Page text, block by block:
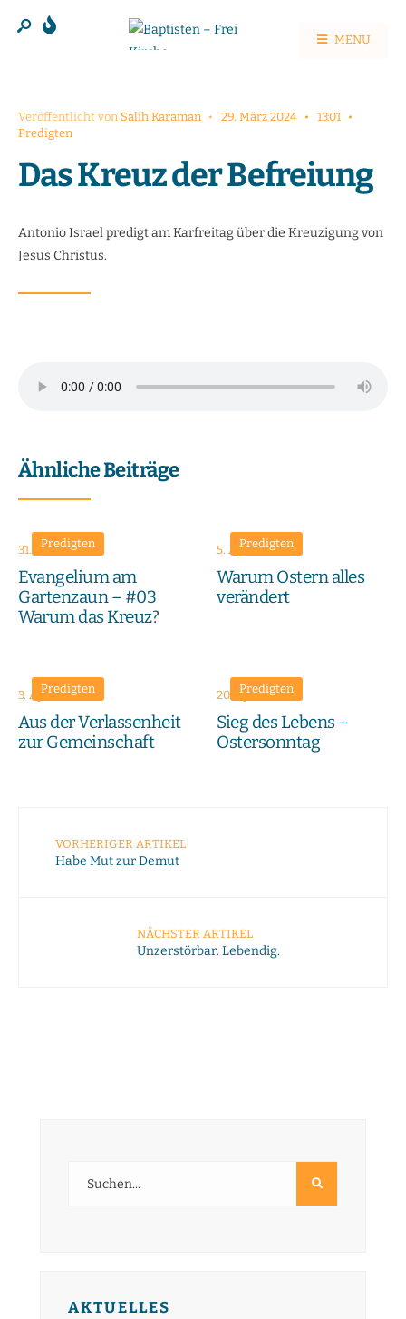
MENU
Veröffentlicht von Salih Karaman • 29. März 2024 • 13:01 •
Predigten
Das Kreuz der Befreiung
Antonio Israel predigt am Karfreitag über die Kreuzigung von
Jesus Christus.
Ähnliche Beiträge
Predigten
31. Mai 2026
Evangelium am
Gartenzaun – #03
Warum das Kreuz?
Predigten
5. April 2026
Warum Ostern alles
verändert
Predigten
3. April 2026
Aus der Verlassenheit
zur Gemeinschaft
Predigten
20. April 2025
Sieg des Lebens –
Ostersonntag
VORHERIGER ARTIKEL
Habe Mut zur Demut
NÄCHSTER ARTIKEL
Unzerstörbar. Lebendig.
AKTUELLES